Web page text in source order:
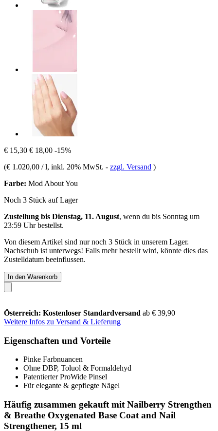
€ 15,30 € 18,00 -15%
(€ 1.020,00 / l, inkl. 20% MwSt. - zzgl. Versand )
Farbe: Mod About You
Noch 3 Stück auf Lager
Zustellung bis Dienstag, 11. August, wenn du bis Sonntag um
23:59 Uhrbestellst.
Von diesem Artikel sind nur noch 3 Stück in unserem Lager.
Nachschub ist unterwegs! Falls mehr bestellt wird, könnte dies das
Zustelldatum beeinflussen.
In den Warenkorb
Österreich: Kostenloser Standardversand ab € 39,90
Weitere Infos zu Versand & Lieferung
Eigenschaften und Vorteile
Pinke Farbnuancen
Ohne DBP, Toluol & Formaldehyd
Patentierter ProWide Pinsel
Für elegante & gepflegte Nägel
Häufig zusammen gekauft mit Nailberry Strengthen
& Breathe Oxygenated Base Coat and Nail
Strengthener, 15 ml